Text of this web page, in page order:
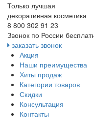
Только лучшая
декоративная косметика
8 800 302 91 23
Звонок по России
заказать звонок
Акция
Наши преимущества
Хиты продаж
Категории товаров
Скидки
Консультация
Контакты